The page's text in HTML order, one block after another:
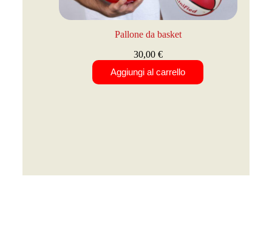
Pallone da basket
30,00 €
Aggiungi al carrello